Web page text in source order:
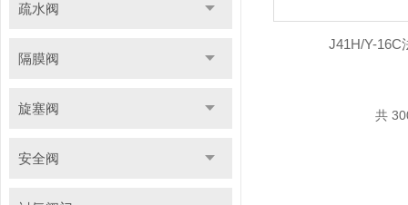
疏水阀
隔膜阀
旋塞阀
安全阀
J41H/Y-16C
共